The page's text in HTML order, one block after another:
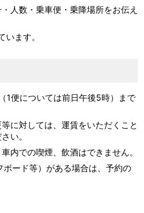
人数・乗車便・乗降場所をお伝え
ます。
1便については前日午後5時）まで
に対しては、運賃をいただくこと
い。
内での喫煙、飲酒はできません。
ード等）がある場合は、予約の